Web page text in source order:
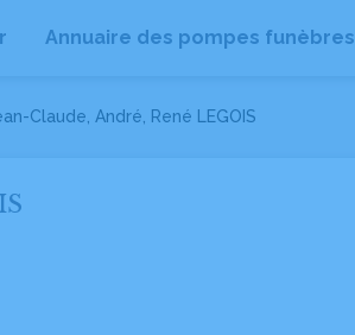
Annuaire des pompes funèbres
Claude, André, René LEGOIS